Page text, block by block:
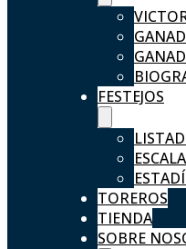
FESTEJOS
TOREROS
TIENDA
SOBRE